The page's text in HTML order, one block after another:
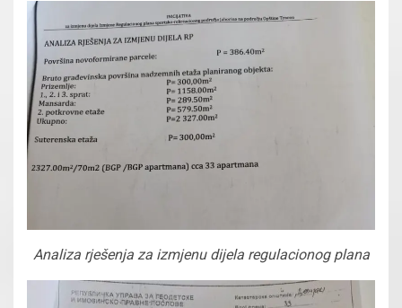
Analiza rješenja za izmjenu dijela regulacionog plana